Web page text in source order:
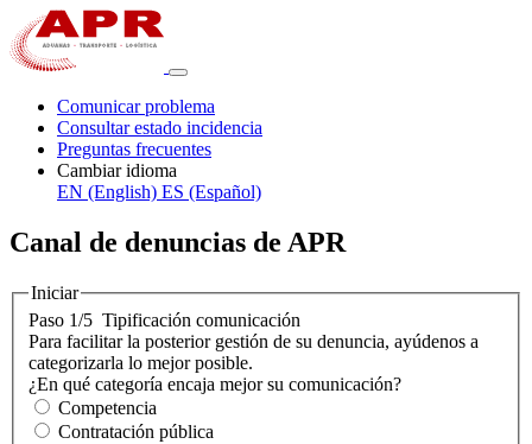
Comunicar problema
Consultar estado incidencia
Preguntas frecuentes
Cambiar idioma
EN (English) ES (Español)
Canal de denuncias de APR
Iniciar
Paso 1/5 Tipificación comunicación
Para facilitar la posterior gestión de su denuncia, ayúdenos a
categorizarla lo mejor posible.
¿En qué categoría encaja mejor su comunicación?
Competencia
Contratación pública